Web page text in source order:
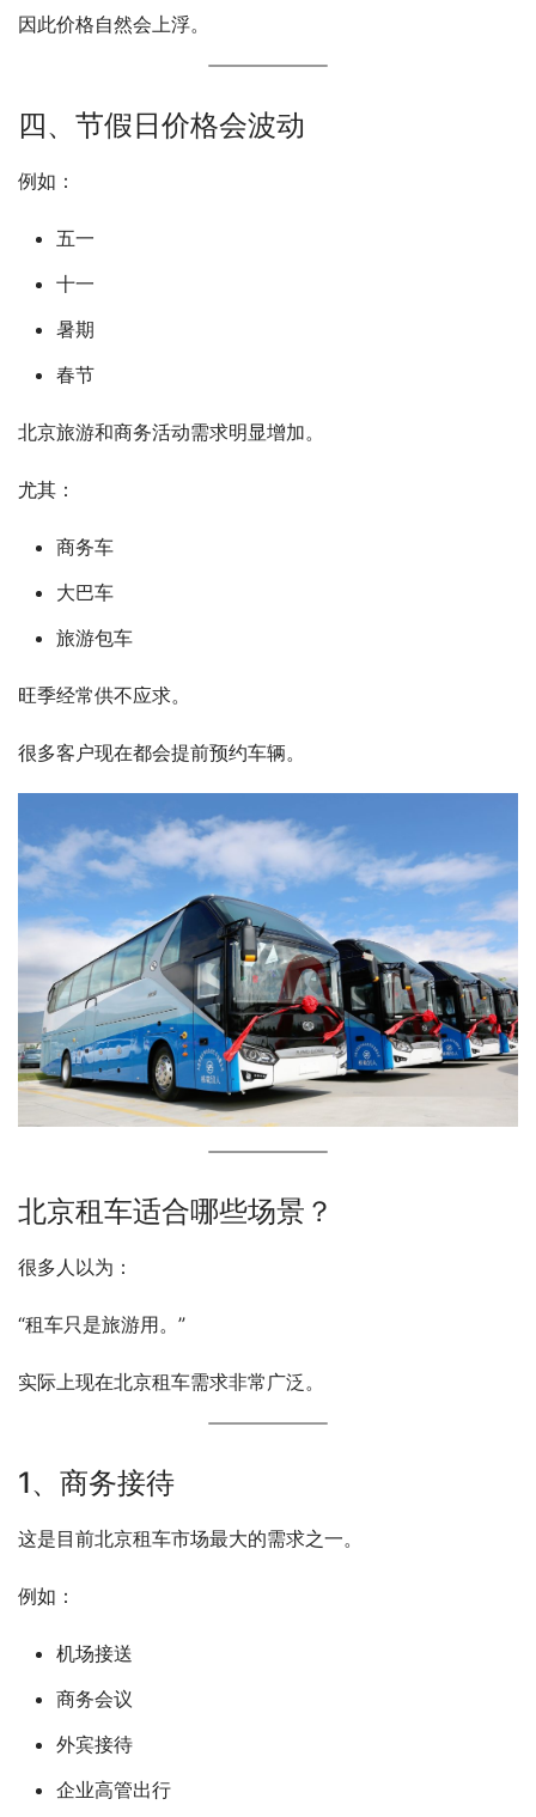
因此价格自然会上浮。
四、节假日价格会波动
例如：
五一
十一
暑期
春节
北京旅游和商务活动需求明显增加。
尤其：
商务车
大巴车
旅游包车
旺季经常供不应求。
很多客户现在都会提前预约车辆。
北京租车适合哪些场景？
很多人以为：
“租车只是旅游用。”
实际上现在北京租车需求非常广泛。
1、商务接待
这是目前北京租车市场最大的需求之一。
例如：
机场接送
商务会议
外宾接待
企业高管出行